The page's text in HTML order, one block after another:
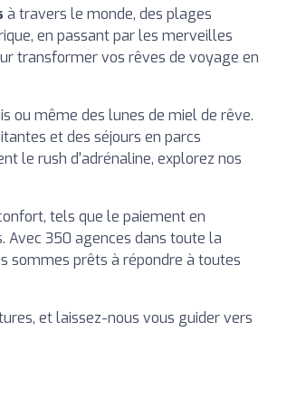
à travers le monde, des plages
en passant par les merveilles
transformer vos rêves de voyage en
ou même des lunes de miel de rêve.
et des séjours en parcs
le rush d'adrénaline, explorez nos
tels que le paiement en
Avec 350 agences dans toute la
sommes prêts à répondre à toutes
et laissez-nous vous guider vers